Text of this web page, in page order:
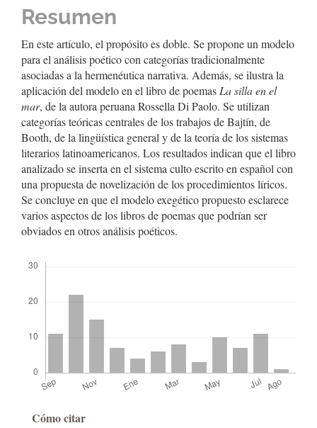
artículo
Resumen
En este artículo, el propósito es doble. Se propone un modelo
para el análisis poético con categorías tradicionalmente
asociadas a la hermenéutica narrativa. Además, se ilustra la
aplicación del modelo en el libro de poemasLa silla en el
mar, de la autora peruana Rossella Di Paolo. Se utilizan
categorías teóricas centrales de los trabajos de Bajtín, de
Booth, de la lingüística general y de la teoría de los sistemas
literarios latinoamericanos. Los resultados indican que el libro
analizado se inserta en el sistema culto escrito en español con
una propuesta de novelización de los procedimientos líricos.
Se concluye en que el modelo exegético propuesto esclarece
varios aspectos de los libros de poemas que podrían ser
obviados en otros análisis poéticos.
Detalles
Cómo citar